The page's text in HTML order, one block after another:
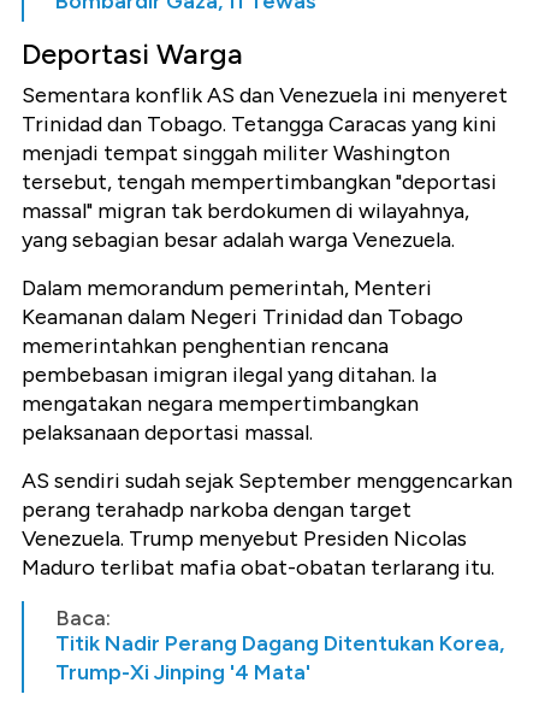
Deportasi Warga
Sementara konflik AS dan Venezuela ini menyeret
Trinidad dan Tobago. Tetangga Caracas yang kini
menjadi tempat singgah militer Washington
tersebut, tengah mempertimbangkan "deportasi
massal" migran tak berdokumen di wilayahnya,
yang sebagian besar adalah warga Venezuela.
Dalam memorandum pemerintah, Menteri
Keamanan dalam Negeri Trinidad dan Tobago
memerintahkan penghentian rencana
pembebasan imigran ilegal yang ditahan. Ia
mengatakan negara mempertimbangkan
pelaksanaan deportasi massal.
AS sendiri sudah sejak September menggencarkan
perang terahadp narkoba dengan target
Venezuela. Trump menyebut Presiden Nicolas
Maduro terlibat mafia obat-obatan terlarang itu.
Baca:
Titik Nadir Perang Dagang Ditentukan Korea,
Trump-Xi Jinping '4 Mata'